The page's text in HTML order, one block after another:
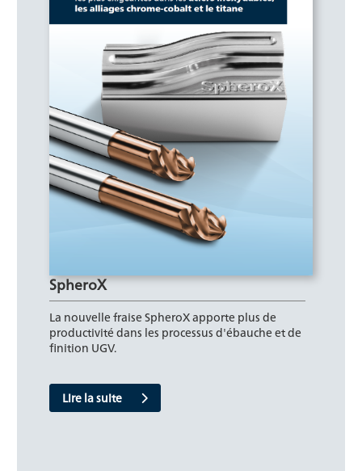
SpheroX
La nouvelle fraise SpheroX apporte plus de
productivité dans les processus d'ébauche et de
finition UGV.
Lire la suite